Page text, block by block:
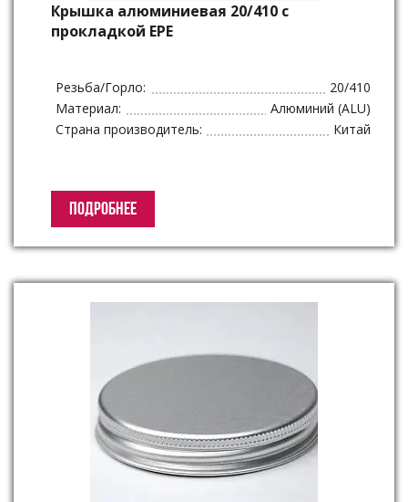
Крышка алюминиевая 20/410 с
прокладкой ЕРЕ
Резьба/Горло:
20/410
Материал:
Алюминий (ALU)
Страна производитель:
Китай
ПОДРОБНЕЕ